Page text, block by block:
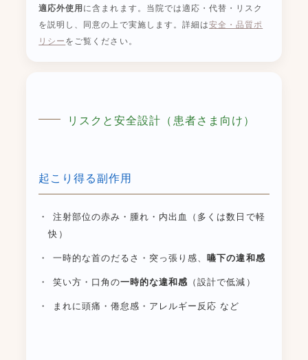
適応外使用 に含まれます。当院では適応・代替・リスク
を説明し、同意の上で実施します。詳細は安全・品質ポ
リシー をご覧ください。
リスクと安全設計（患者さま向け）
起こり得る副作用
注射部位の赤み・腫れ・内出血（多くは数日で軽
快）
一時的な首のだるさ・突っ張り感、嚥下の違和感
笑い方・口角の一時的な違和感 （設計で低減）
まれに頭痛・倦怠感・アレルギー反応 など